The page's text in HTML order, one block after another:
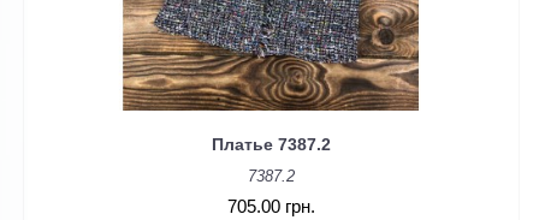
Платье 7387.2
7387.2
705.00 грн.